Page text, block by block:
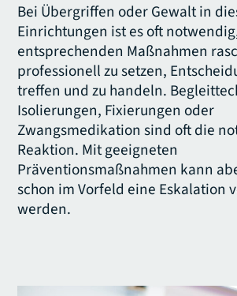
Bei Übergriffen oder Gewalt in
Einrichtungen ist es oft
entsprechenden Maßnahmen
professionell zu setzen,
treffen und zu handeln.
Isolierungen, Fixierungen oder
Zwangsmedikation sind oft die
Reaktion. Mit geeigneten
Präventionsmaßnahmen kann
schon im Vorfeld eine Eskalation
werden.